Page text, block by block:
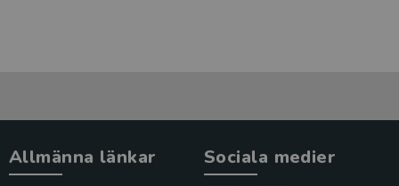
Allmänna länkar Sociala medier